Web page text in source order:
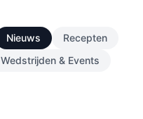
Nieuws
Recepten
Wedstrijden & Events